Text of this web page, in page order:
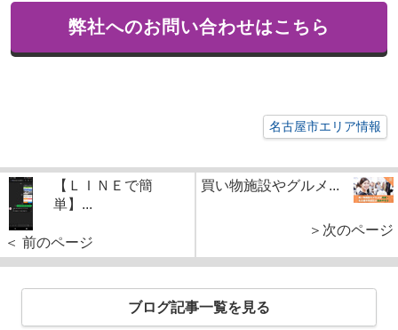
弊社へのお問い合わせはこちら
名古屋市エリア情報
【ＬＩＮＥで簡
単】...
＜ 前のページ
買い物施設やグルメ...
＞次のページ
ブログ記事一覧を見る